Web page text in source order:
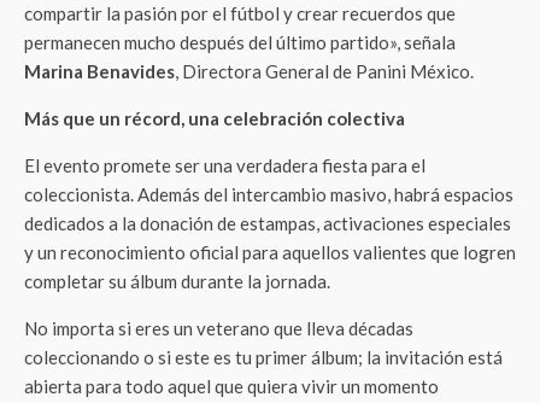
compartir la pasión por el fútbol y crear recuerdos que
permanecen mucho después del último partido», señala
Marina Benavides, Directora General de Panini México.
Más que un récord, una celebración colectiva
El evento promete ser una verdadera fiesta para el
coleccionista. Además del intercambio masivo, habrá espacios
dedicados a la donación de estampas, activaciones especiales
y un reconocimiento oficial para aquellos valientes que logren
completar su álbum durante la jornada.
No importa si eres un veterano que lleva décadas
coleccionando o si este es tu primer álbum; la invitación está
abierta para todo aquel que quiera vivir un momento